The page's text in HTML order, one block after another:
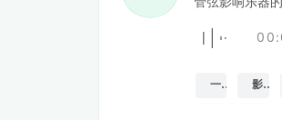
一枪 影响